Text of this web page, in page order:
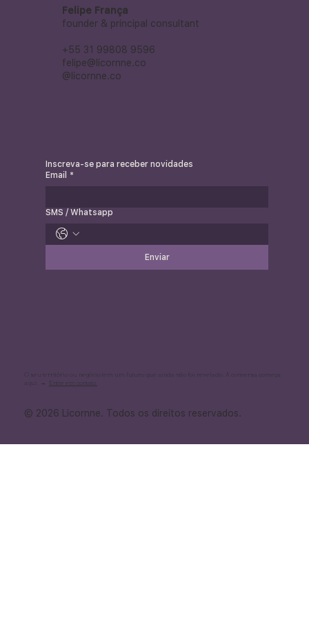
Felipe França
founder & principal consultant
+55 31 99808 9596
felipe@licornne.co
@licornne.co
Inscreva-se para receber novidades
Email
*
SMS / Whatsapp
Enviar
O seu território ou negócio tem um futuro que ainda não foi revelado. A conversa começa
aqui. → Entre em contato.
© 2026 Licornne. Todos os direitos reservados.